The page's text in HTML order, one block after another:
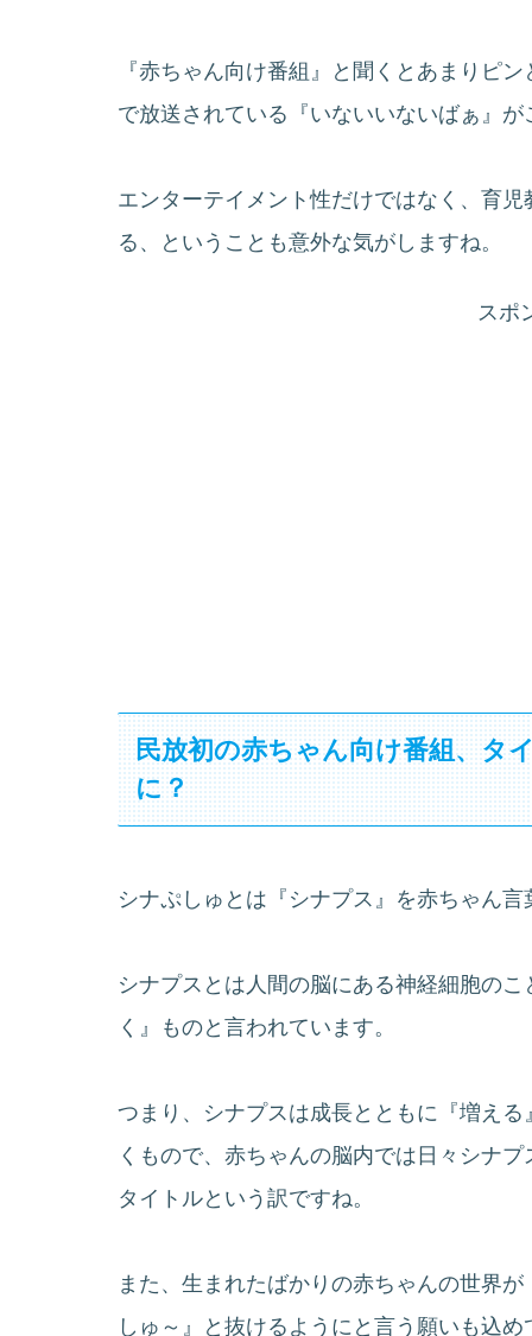
『赤ちゃん向け番組』と聞くとあまりピ
で放送されている『いないいないばぁ』が
エンターテイメント性だけではなく、育
る、ということも意外な気がしますね。
スポ
民放初の赤ちゃん向け番組、タ
に？
シナぷしゅとは『シナプス』を赤ちゃん言
シナプスとは人間の脳にある神経細胞の
く』ものと言われています。
つまり、シナプスは成長とともに『増え
くもので、赤ちゃんの脳内では日々シナ
タイトルという訳ですね。
また、生まれたばかりの赤ちゃんの世界
しゅ～』と抜けるようにと言う願いも込